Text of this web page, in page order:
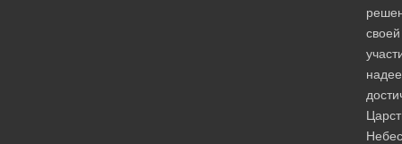
своей